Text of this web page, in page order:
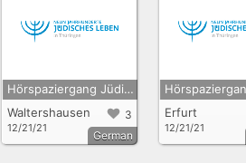
Hörspaziergang Jüdisches Leben und jüdische Geschichte in Waltershausen
3
Waltershausen
12/21/21
German
Erfurt
12/21/21